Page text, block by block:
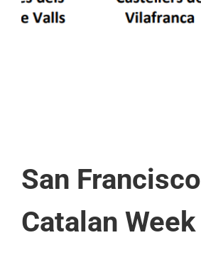
San Francisco
Catalan Week